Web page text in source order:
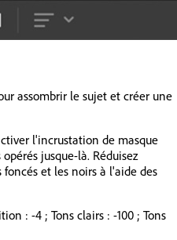
assombrir le sujet et créer une
l'incrustation de masque
jusque-là. Réduisez
et les noirs à l'aide des
: -4 ; Tons clairs : -100 ; Tons